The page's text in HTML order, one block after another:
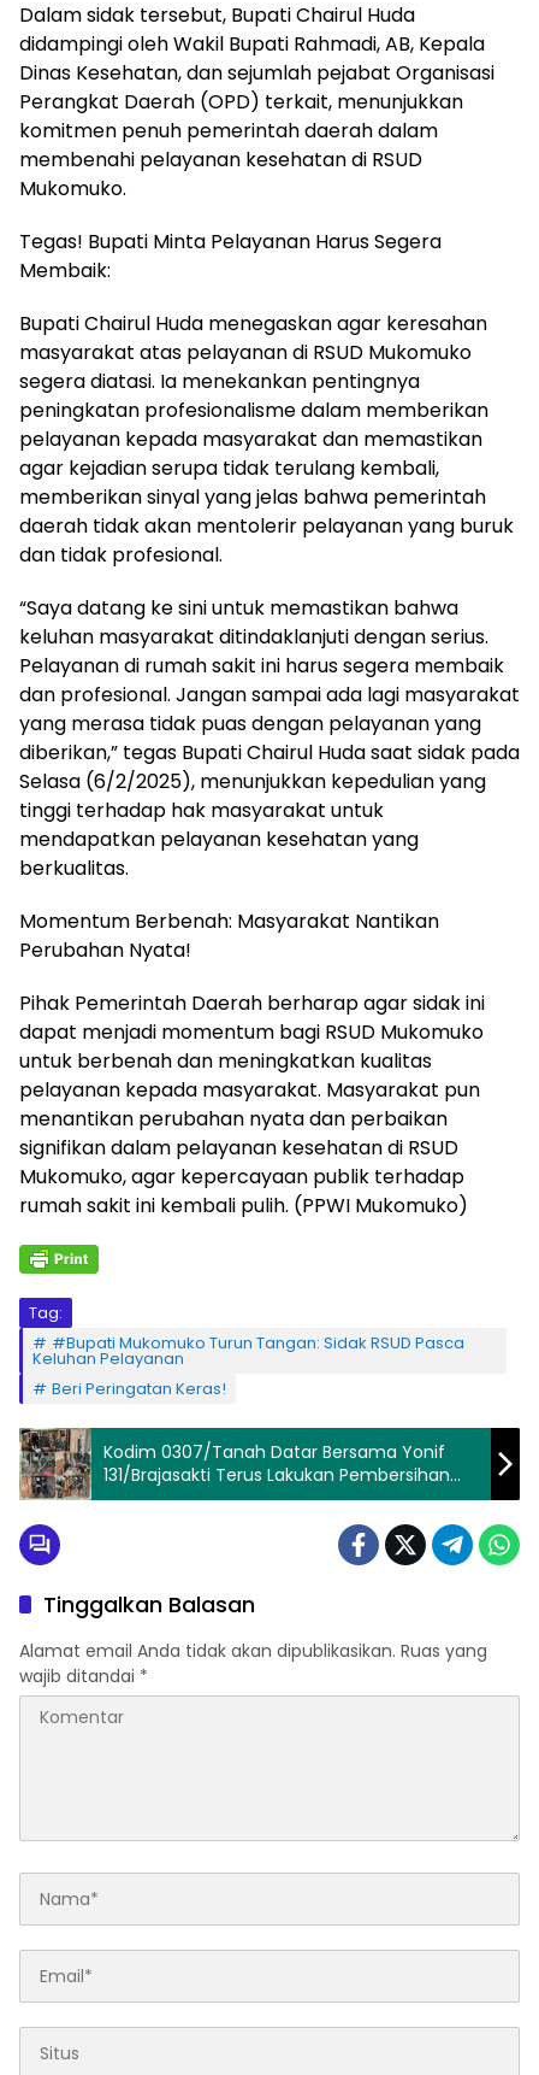
Dalam sidak tersebut, Bupati Chairul Huda
didampingi oleh Wakil Bupati Rahmadi, AB, Kepala
Dinas Kesehatan, dan sejumlah pejabat Organisasi
Perangkat Daerah (OPD) terkait, menunjukkan
komitmen penuh pemerintah daerah dalam
membenahi pelayanan kesehatan di RSUD
Mukomuko.
Tegas! Bupati Minta Pelayanan Harus Segera
Membaik:
Bupati Chairul Huda menegaskan agar keresahan
masyarakat atas pelayanan di RSUD Mukomuko
segera diatasi. Ia menekankan pentingnya
peningkatan profesionalisme dalam memberikan
pelayanan kepada masyarakat dan memastikan
agar kejadian serupa tidak terulang kembali,
memberikan sinyal yang jelas bahwa pemerintah
daerah tidak akan mentolerir pelayanan yang buruk
dan tidak profesional.
“Saya datang ke sini untuk memastikan bahwa
keluhan masyarakat ditindaklanjuti dengan serius.
Pelayanan di rumah sakit ini harus segera membaik
dan profesional. Jangan sampai ada lagi masyarakat
yang merasa tidak puas dengan pelayanan yang
diberikan,” tegas Bupati Chairul Huda saat sidak pada
Selasa (6/2/2025), menunjukkan kepedulian yang
tinggi terhadap hak masyarakat untuk
mendapatkan pelayanan kesehatan yang
berkualitas.
Momentum Berbenah: Masyarakat Nantikan
Perubahan Nyata!
Pihak Pemerintah Daerah berharap agar sidak ini
dapat menjadi momentum bagi RSUD Mukomuko
untuk berbenah dan meningkatkan kualitas
pelayanan kepada masyarakat. Masyarakat pun
menantikan perubahan nyata dan perbaikan
signifikan dalam pelayanan kesehatan di RSUD
Mukomuko, agar kepercayaan publik terhadap
rumah sakit ini kembali pulih. (PPWI Mukomuko)
Tag:
#Bupati Mukomuko Turun Tangan: Sidak RSUD Pasca
Keluhan Pelayanan
Beri Peringatan Keras!
Kodim 0307/Tanah Datar Bersama Yonif
131/Brajasakti Terus Lakukan Pembersihan
Material Sisa Banjir di Muara Ambius
Tinggalkan Balasan
Alamat email Anda tidak akan dipublikasikan. Ruas yang
wajib ditandai *